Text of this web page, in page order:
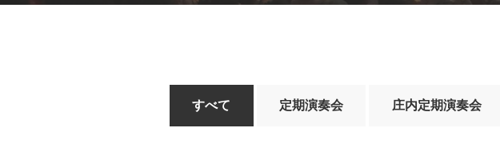
すべて 定期演奏会 庄内定期演奏会